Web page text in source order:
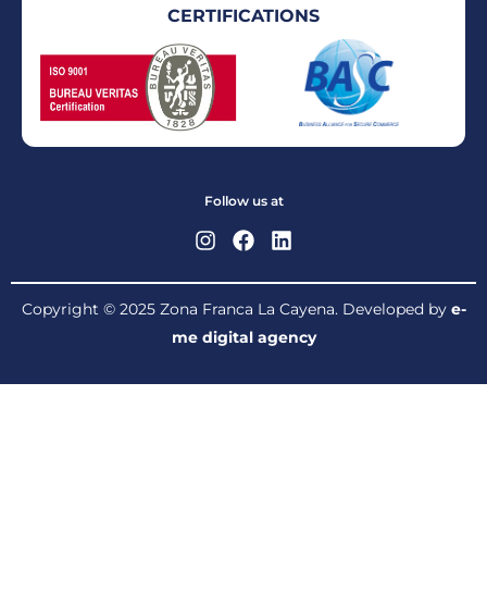
CERTIFICATIONS
Follow us at
Copyright © 2025 Zona Franca La Cayena. Developed by e-
me digital agency